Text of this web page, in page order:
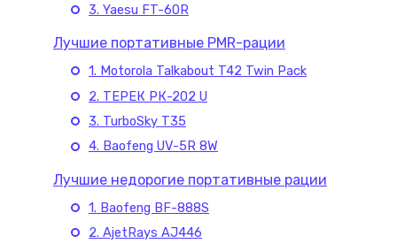
3. Yaesu FT-60R
Лучшие портативные PMR-рации
1. Motorola Talkabout T42 Twin Pack
2. ТЕРЕК РК-202 U
3. TurboSky T35
4. Baofeng UV-5R 8W
Лучшие недорогие портативные рации
1. Baofeng BF-888S
2. AjetRays AJ446